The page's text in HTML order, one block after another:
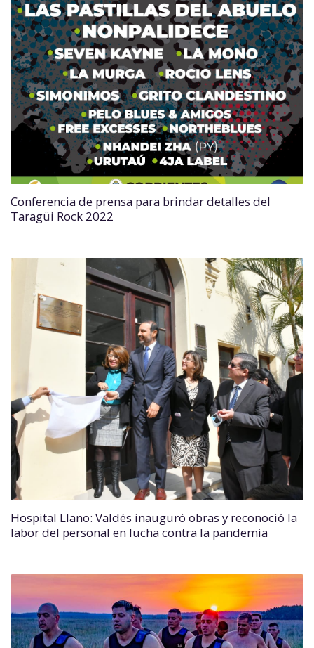
Conferencia de prensa para brindar detalles del
Taragüi Rock 2022
Hospital Llano: Valdés inauguró obras y reconoció la
labor del personal en lucha contra la pandemia